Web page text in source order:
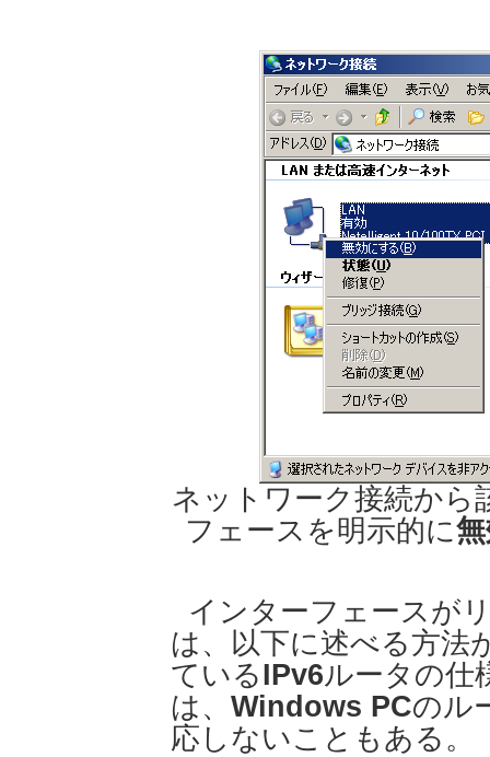
ネットワーク接続から
フェースを明示的に
インターフェースが
は、以下に述べる方法
ているIPv6ルータの仕
は、 Windows PCのル
応しないこともある。